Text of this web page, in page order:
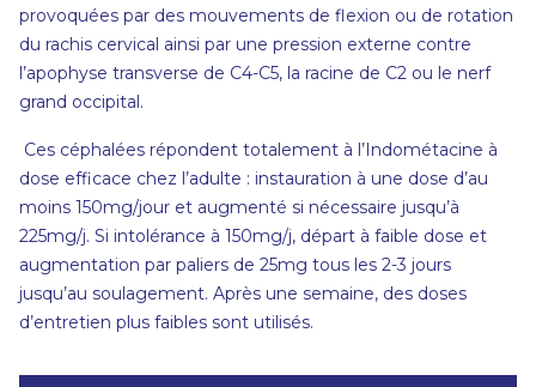
provoquées par des mouvements de flexion ou de rotation
du rachis cervical ainsi par une pression externe contre
l’apophyse transverse de C4-C5, la racine de C2 ou le nerf
grand occipital.
Ces céphalées répondent totalement à l’Indométacine à
dose efficace chez l’adulte : instauration à une dose d’au
moins 150mg/jour et augmenté si nécessaire jusqu’à
225mg/j. Si intolérance à 150mg/j, départ à faible dose et
augmentation par paliers de 25mg tous les 2-3 jours
jusqu’au soulagement. Après une semaine, des doses
d’entretien plus faibles sont utilisés.